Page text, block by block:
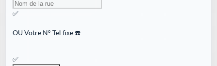
✅
OUVotre N° Tel fixe ☎️
✅